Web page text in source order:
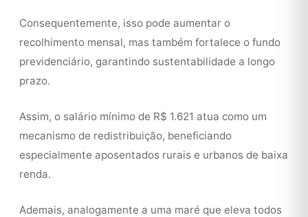
Consequentemente, isso pode aumentar o
recolhimento mensal, mas também fortalece o fundo
previdenciário, garantindo sustentabilidade a longo
prazo.
Assim, o salário mínimo de R$ 1.621 atua como um
mecanismo de redistribuição, beneficiando
especialmente aposentados rurais e urbanos de baixa
renda.
Ademais, analogamente a uma maré que eleva todos